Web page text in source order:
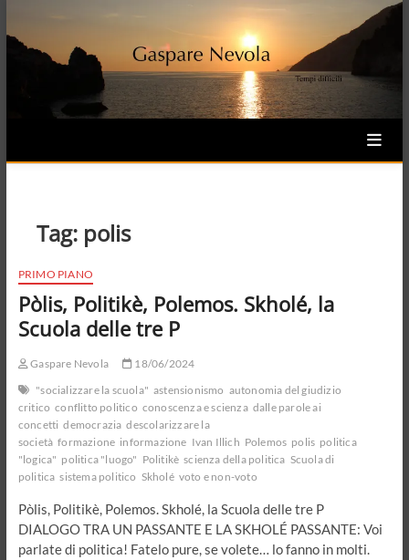
content
Tag: polis
PRIMO PIANO
Pòlis, Politikè, Polemos. Skholé, la
Scuola delle tre P
Gaspare Nevola
18/06/2024
"socializzare la scuola" astensionismo autonomia del giudizio
critico conflitto politico conoscenza e scienza dalle parole ai
concetti democrazia descolarizzare la
società formazione informazione Ivan Illich Polemos polis politica
"logica" politica "luogo" Politikè scienza della politica Scuola di
politica sistema politico Skholé voto e non-voto
Pòlis, Politikè, Polemos. Skholé, la Scuola delle tre P
DIALOGO TRA UN PASSANTE E LA SKHOLÉ PASSANTE: Voi
parlate di politica! Fatelo pure, se volete… lo fanno in molti.